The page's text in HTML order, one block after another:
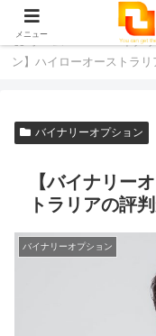
ホーム バイナ
ン】ハイローオーストラ
バイナリーオプション
【バイナリー
トラリアの評
バイナリーオプション
メニュー